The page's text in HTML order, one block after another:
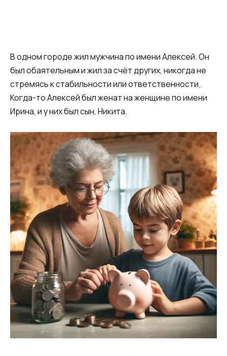
В одном городе жил мужчина по имени Алексей. Он
был обаятельным и жил за счёт других, никогда не
стремясь к стабильности или ответственности.
Когда-то Алексей был женат на женщине по имени
Ирина, и у них был сын, Никита.